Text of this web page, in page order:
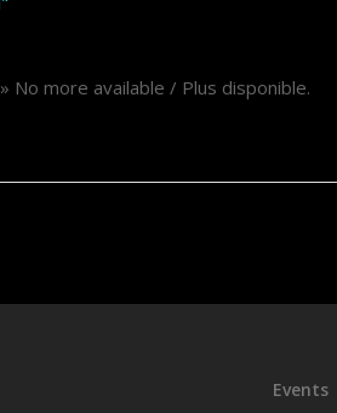
» No more available / Plus disponible.
Events